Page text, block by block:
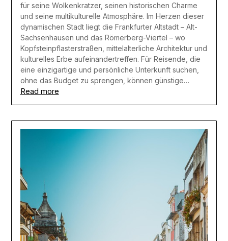
für seine Wolkenkratzer, seinen historischen Charme
und seine multikulturelle Atmosphäre. Im Herzen dieser
dynamischen Stadt liegt die Frankfurter Altstadt – Alt-
Sachsenhausen und das Römerberg-Viertel – wo
Kopfsteinpflasterstraßen, mittelalterliche Architektur und
kulturelles Erbe aufeinandertreffen. Für Reisende, die
eine einzigartige und persönliche Unterkunft suchen,
ohne das Budget zu sprengen, können günstige…
Read more